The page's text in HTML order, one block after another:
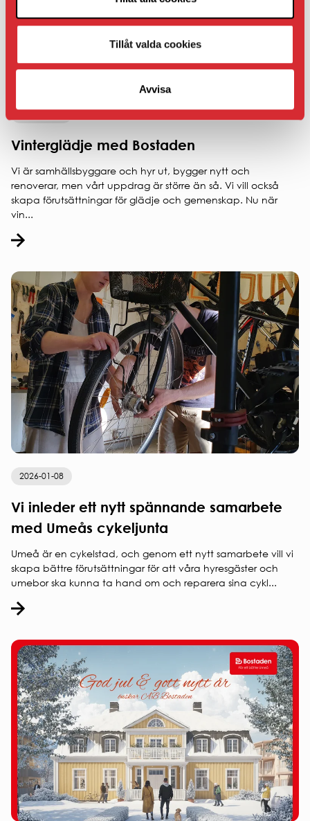
Tillåt valda cookies
Avvisa
Vinterglädje med Bostaden
Vi är samhällsbyggare och hyr ut, bygger nytt och
renoverar, men vårt uppdrag är större än så. Vi vill också
skapa förutsättningar för glädje och gemenskap. Nu när
vin...
2026-01-08
Vi inleder ett nytt spännande samarbete
med Umeås cykeljunta
Umeå är en cykelstad, och genom ett nytt samarbete vill vi
skapa bättre förutsättningar för att våra hyresgäster och
umebor ska kunna ta hand om och reparera sina cykl...